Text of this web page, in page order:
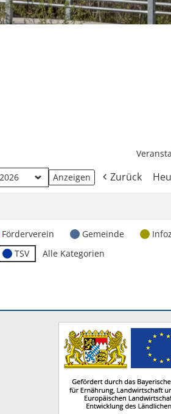
Zurück
Förderverein Gemeinde
TSV
Alle Kategorien